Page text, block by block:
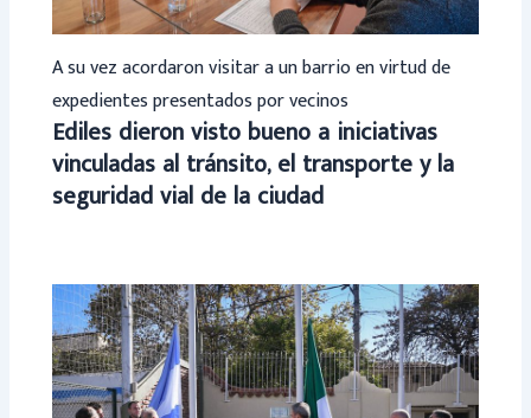
A su vez acordaron visitar a un barrio en virtud de
expedientes presentados por vecinos
Ediles dieron visto bueno a iniciativas
vinculadas al tránsito, el transporte y la
seguridad vial de la ciudad